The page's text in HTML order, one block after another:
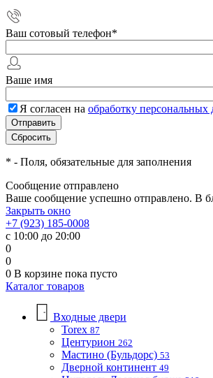
Ваш сотовый телефон*
Ваше имя
Я согласен на обработку персональных
* - Поля, обязательные для заполнения
Сообщение отправлено
Ваше сообщение успешно отправлено. В
Закрыть окно
+7 (923) 185-0008
с 10:00 до 20:00
0
0
0 В корзине пока пусто
Каталог товаров
Входные двери
Torex 87
Центурион 262
Мастино (Бульдорс) 53
Дверной континент 49